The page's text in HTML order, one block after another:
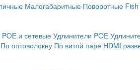
Малогабаритные Поворотные
и сетевые Удлинители POE
По оптоволокну По витой паре HDMI